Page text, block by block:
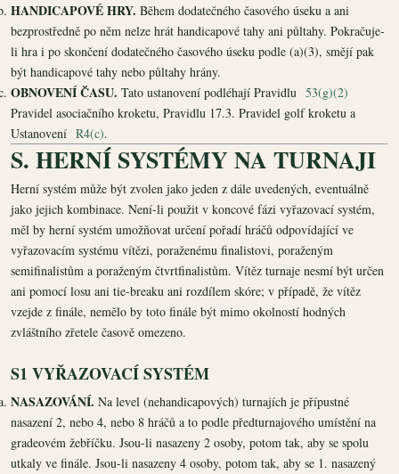
HANDICAPOVÉ HRY. Během dodatečného časového úseku a ani
bezprostředně po něm nelze hrát handicapové tahy ani půltahy. Pokračuje-
li hra i po skončení dodatečného časového úseku podle (a)(3), smějí pak
být handicapové tahy nebo půltahy hrány.
OBNOVENÍ ČASU. Tato ustanovení podléhají Pravidlu 53(g)(2)
Pravidel asociačního kroketu, Pravidlu 17.3. Pravidel golf kroketu a
Ustanovení R4(c).
S. HERNÍ SYSTÉMY NA TURNAJI
Herní systém může být zvolen jako jeden z dále uvedených, eventuálně
jako jejich kombinace. Není-li použit v koncové fázi vyřazovací systém,
měl by herní systém umožňovat určení pořadí hráčů odpovídající ve
vyřazovacím systému vítězi, poraženému finalistovi, poraženým
semifinalistům a poraženým čtvrtfinalistům. Vítěz turnaje nesmí být určen
ani pomocí losu ani tie-breaku ani rozdílem skóre; v případě, že vítěz
vzejde z finále, nemělo by toto finále být mimo okolností hodných
zvláštního zřetele časově omezeno.
S1 VYŘAZOVACÍ SYSTÉM
NASAZOVÁNÍ. Na level (nehandicapových) turnajích je přípustné
nasazení 2, nebo 4, nebo 8 hráčů a to podle předturnajového umístění na
gradeovém žebříčku. Jsou-li nasazeny 2 osoby, potom tak, aby se spolu
utkaly ve finále. Jsou-li nasazeny 4 osoby, potom tak, aby se 1. nasazený